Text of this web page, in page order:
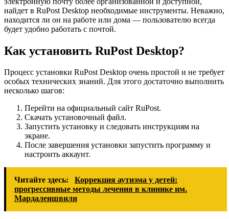
найдет в RuPost Desktop необходимые инструменты. Неважно,
находится ли он на работе или дома — пользователю всегда
будет удобно работать с почтой.
Как установить RuPost Desktop?
Процесс установки RuPost Desktop очень простой и не требует
особых технических знаний. Для этого достаточно выполнить
несколько шагов:
Перейти на официальный сайт RuPost.
Скачать установочный файл.
Запустить установку и следовать инструкциям на
экране.
После завершения установки запустить программу и
настроить аккаунт.
Читайте здесь:
Коррекция аутизма у детей:
прогрессивные методы лечения в клинике им.
Мардалеишвили